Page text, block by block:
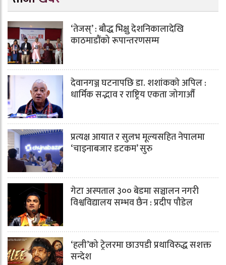
‘तेजस्’ : बौद्ध भिक्षु देशनिकालादेखि
काठमाडौंको रूपान्तरणसम्म
देवानगञ्ज घटनापछि डा. शशांककाे अपिल :
धार्मिक सद्भाव र राष्ट्रिय एकता जोगाऔँ
प्रत्यक्ष आयात र सुलभ मूल्यसहित नेपालमा
‘चाइनाबजार डटकम’ सुरु
गेटा अस्पताल ३०० बेडमा सञ्चालन नगरी
विश्वविद्यालय सम्भव छैन : प्रदीप पौडेल
‘हली’को ट्रेलरमा छाउपडी प्रथाविरुद्ध सशक्त
सन्देश